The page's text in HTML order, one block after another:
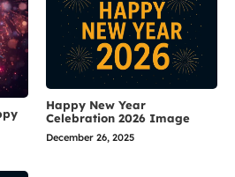
Happy New Year
Celebration 2026 Image
December 26, 2025